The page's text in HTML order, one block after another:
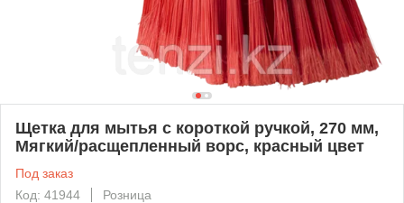
Щетка для мытья с короткой ручкой, 270 мм,
Мягкий/расщепленный ворс, красный цвет
Под заказ
Код: 41944
Розница